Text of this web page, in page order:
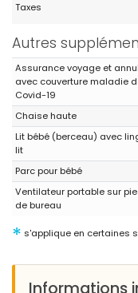
(Texte original)
praktisch in de
zwembad waaien.In
zwemmen doordat
(Traduit par Google)
Très bien situé, juste
piscine est
feuilles soufflent dans
Villa fonctionnelle et
Taxes
Autres
Assurance voyage et
avec couverture maladie
Covid-19
Chaise haute
Lit bébé (berceau) avec
lit
Parc pour bébé
Ventilateur portable sur
de bureau
* s'applique en certaines
Informations